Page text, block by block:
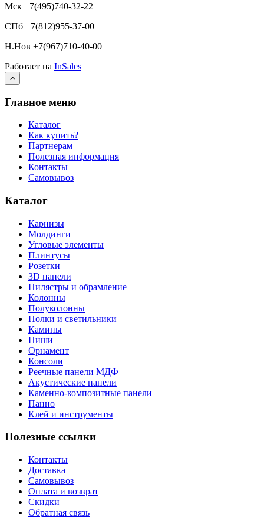
Мск +7(495)740-32-22
СПб +7(812)955-37-00
Н.Нов +7(967)710-40-00
Работает на InSales
Главное меню
Каталог
Как купить?
Партнерам
Полезная информация
Контакты
Самовывоз
Каталог
Карнизы
Молдинги
Угловые элементы
Плинтусы
Розетки
3D панели
Пилястры и обрамление
Колонны
Полуколонны
Полки и светильники
Камины
Ниши
Орнамент
Консоли
Реечные панели МДФ
Акустические панели
Каменно-композитные панели
Панно
Клей и инструменты
Полезные ссылки
Контакты
Доставка
Самовывоз
Оплата и возврат
Скидки
Обратная связь